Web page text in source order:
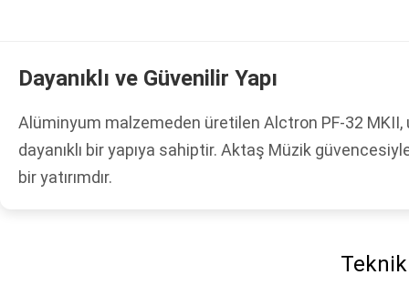
Dayanıklı ve Güvenilir Yapı
Alüminyum malzemeden üretilen Alctron PF-32
dayanıklı bir yapıya sahiptir. Aktaş Müzik
bir yatırımdır.